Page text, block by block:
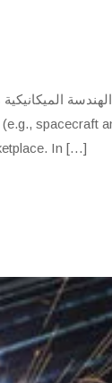
الهندسة
In […]